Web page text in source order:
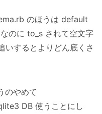
のほうは default
のに to_s されて空文字
いするとよりどん底くさ
のやめて
DB 使うことにし